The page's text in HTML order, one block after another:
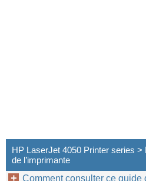
HP LaserJet 4050 Printer series >
de l’imprimante
Comment consulter ce guide